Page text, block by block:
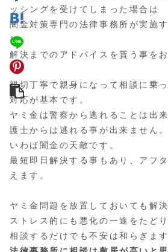
ッシングを受けてしまった場合は
闇金対策専門の法律事務所が実施
し、
解決までのアドバイスを貰う事を
親切丁寧で親身になって相談に乗
対応が基本です。
ヤミ金は警察から逃れることは出
護士からは逃れる事が出来ません。
いわば闇金の天敵です。
最短即日解決する事もあり、アフ
えます。
ヤミ金問題を放置しておいても解
ストレス的にも悪化の一途をたどり
相談するだけでも不安は和らぎます